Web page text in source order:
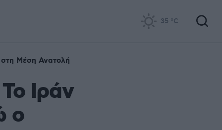
35 °C
Μέση Ανατολή
Ιράν
ο